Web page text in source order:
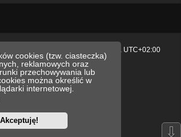
cookies (tzw. ciasteczka)
reklamowych oraz
przechowywania lub
można określić w
internetowej.
Akceptuję!
Strefa czasowa UTC+02:00
® Forum Software © phpBB Limited
phpBB.pl
INVENTEA & v12mike
⇩